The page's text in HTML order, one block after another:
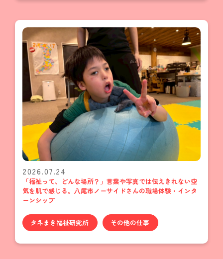
2026.07.24
「福祉って、どんな場所？」言葉や写真では伝えきれない空
気を肌で感じる。八尾市ノーサイドさんの職場体験・インタ
ーンシップ
タネまき福祉研究所 その他の仕事